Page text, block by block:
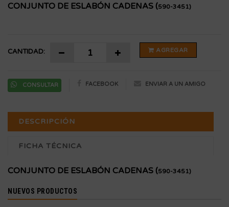
CONJUNTO DE ESLABÓN CADENAS (590-3451)
CANTIDAD: AGREGAR
CONSULTAR FACEBOOK ENVIAR A UN AMIGO
DESCRIPCIÓN
FICHA TÉCNICA
CONJUNTO DE ESLABÓN CADENAS (590-3451)
NUEVOS PRODUCTOS